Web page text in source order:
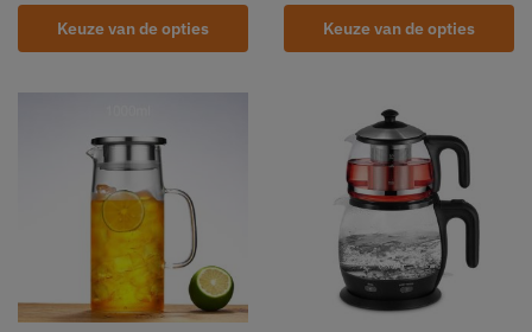
Keuze van de opties Keuze van de opties